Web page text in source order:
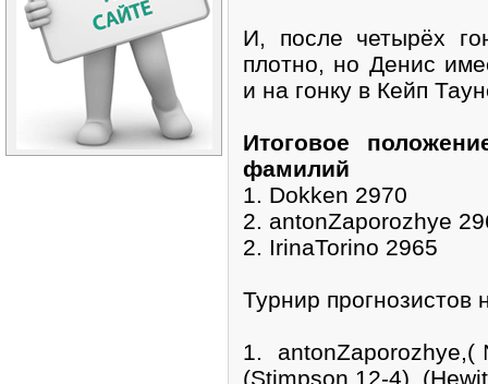
И, после четырёх
плотно, но Денис
и на гонку в Кейп
Итоговое
фамилий
1. Dokken 2970
2. antonZaporozhye
2. IrinaTorino 2965
Турнир прогнозистов
1.
(Stimpson,12-4),